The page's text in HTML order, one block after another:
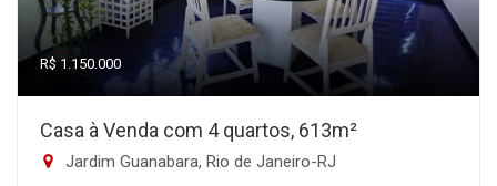
R$ 1.150.000
Casa à Venda com 4 quartos, 613m²
Jardim Guanabara, Rio de Janeiro-RJ